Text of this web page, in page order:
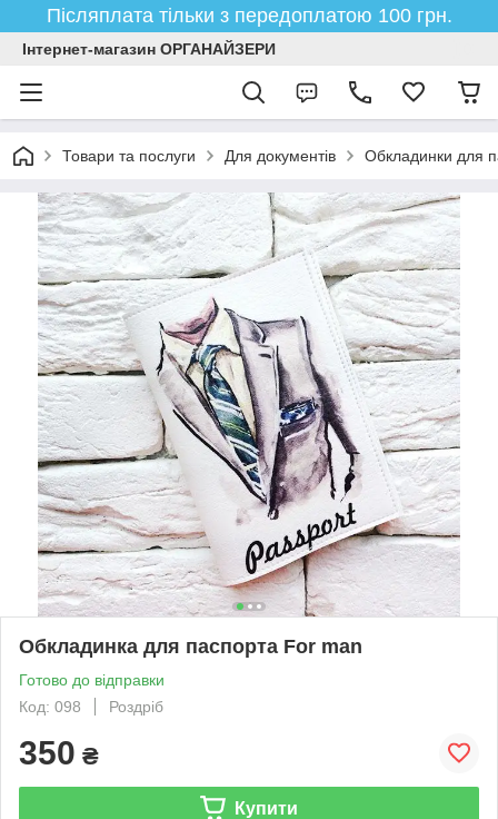
Післяплата тільки з передоплатою 100 грн.
Інтернет-магазин ОРГАНАЙЗЕРИ
Товари та послуги Для документів Обкладинки для
Обкладинка для паспорта For man
Готово до відправки
Код: 098
Роздріб
350 ₴
Купити